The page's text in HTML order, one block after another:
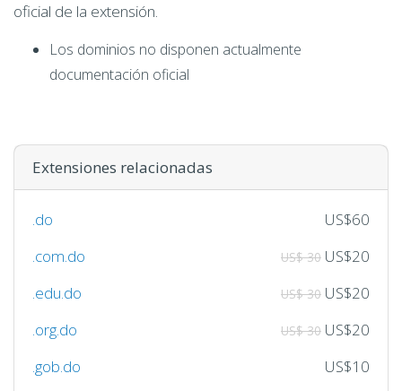
oficial de la extensión.
Los dominios no disponen actualmente
documentación oficial
Extensiones relacionadas
.do
US$60
.com.do
US$ 30 US$20
.edu.do
US$ 30 US$20
.org.do
US$ 30 US$20
.gob.do
US$10